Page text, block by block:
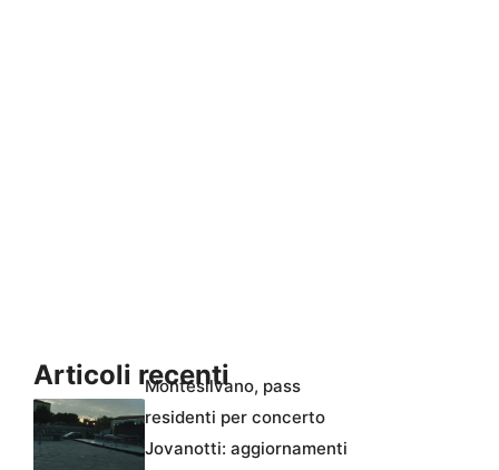
Articoli recenti
Montesilvano, pass
residenti per concerto
Jovanotti: aggiornamenti